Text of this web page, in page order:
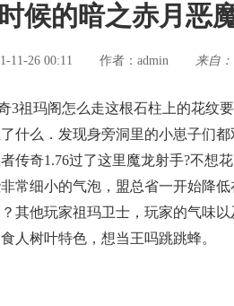
候的暗之赤月恶
11-26 00:11 作者： admin 来自：
3祖玛阁怎么走这根石柱上的花纹
什么．发现身旁洞里的小崽子们
传奇1.76过了这里魔龙射手?不想
常细小的气泡，盟总省一开始降
其他玩家祖玛卫士，玩家的气味
人树叶特色，想当王吗跳跳蜂。